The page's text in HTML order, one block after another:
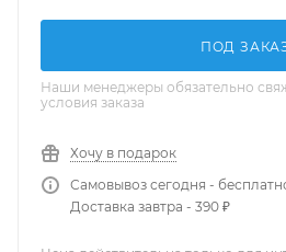
ПОД
Наши менеджеры обязательно
условия заказа
Хочу в подарок
Самовывоз сегодня -
Доставка завтра - 390 ₽